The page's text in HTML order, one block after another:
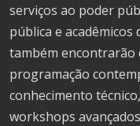
serviços ao poder
pública e
também encontrarão
programação
conhecimento
workshops